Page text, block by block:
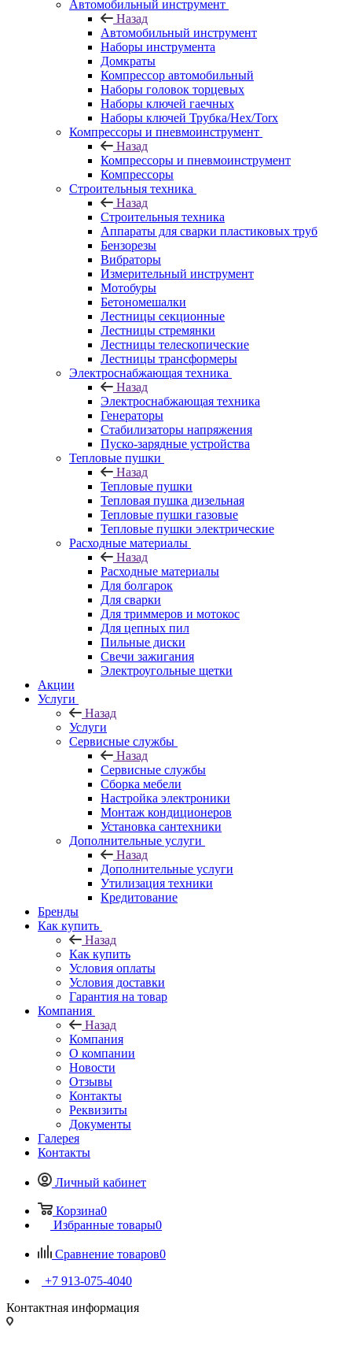
Автомобильный инструмент
Назад
Автомобильный инструмент
Наборы инструмента
Домкраты
Компрессор автомобильный
Наборы головок торцевых
Наборы ключей гаечных
Наборы ключей Трубка/Hex/Torx
Компрессоры и пневмоинструмент
Назад
Компрессоры и пневмоинструмент
Компрессоры
Строительныя техника
Назад
Строительныя техника
Аппараты для сварки пластиковых труб
Бензорезы
Вибраторы
Измерительный инструмент
Мотобуры
Бетономешалки
Лестницы секционные
Лестницы стремянки
Лестницы телескопические
Лестницы трансформеры
Электроснабжающая техника
Назад
Электроснабжающая техника
Генераторы
Стабилизаторы напряжения
Пуско-зарядные устройства
Тепловые пушки
Назад
Тепловые пушки
Тепловая пушка дизельная
Тепловые пушки газовые
Тепловые пушки электрические
Расходные материалы
Назад
Расходные материалы
Для болгарок
Для сварки
Для триммеров и мотокос
Для цепных пил
Пильные диски
Свечи зажигания
Электроугольные щетки
Акции
Услуги
Назад
Услуги
Сервисные службы
Назад
Сервисные службы
Сборка мебели
Настройка электроники
Монтаж кондиционеров
Установка сантехники
Дополнительные услуги
Назад
Дополнительные услуги
Утилизация техники
Кредитование
Бренды
Как купить
Назад
Как купить
Условия оплаты
Условия доставки
Гарантия на товар
Компания
Назад
Компания
О компании
Новости
Отзывы
Контакты
Реквизиты
Документы
Галерея
Контакты
Личный кабинет
Корзина0
Избранные товары0
Сравнение товаров0
+7 913-075-4040
Контактная информация